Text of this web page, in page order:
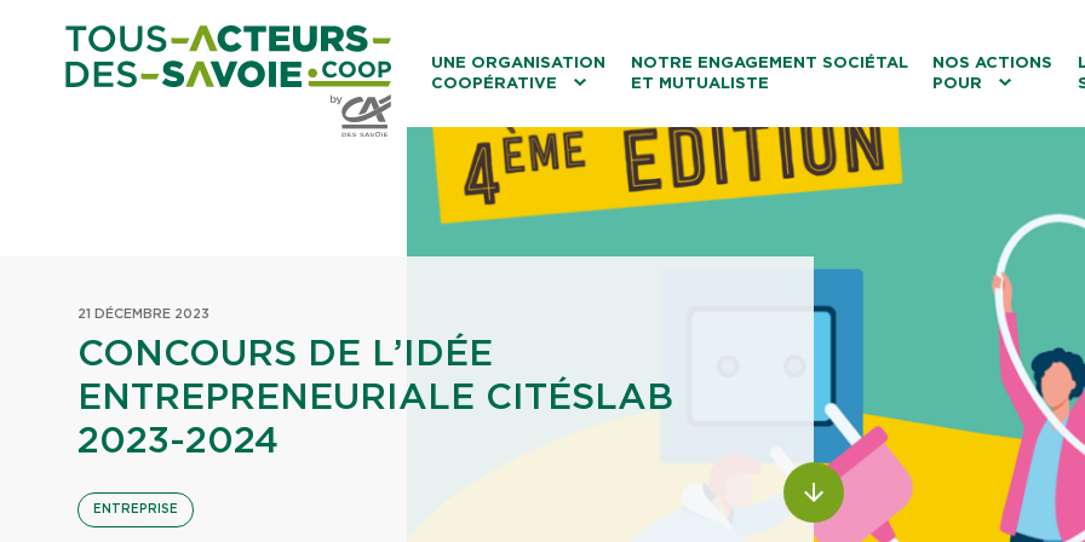
UNE ORGANISATION
COOPÉRATIVE
Caisses Locales
NOTRE ENGAGEMENT SOCIÉTAL
ET MUTUALISTE
NOS ACTIONS
POUR
La biodiversité
Les associations
21 DÉCEMBRE 2023
CONCOURS DE L’IDÉE
ENTREPRENEURIALE CITÉSLAB
2023-2024
ENTREPRISE ALLER AU CONTENU